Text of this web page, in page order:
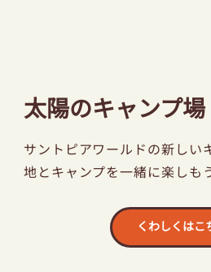
太陽のキャンプ場
サントピアワールドの新しい
地とキャンプを一緒に楽しも
くわしくはこ